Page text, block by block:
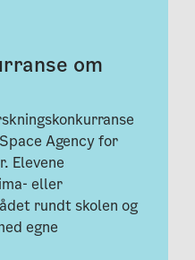
om
Agency for
Elevene
eller
rundt skolen og
egne